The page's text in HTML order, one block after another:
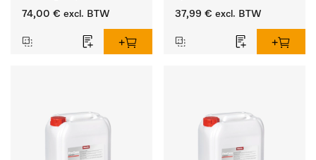
ideaal voor glazen.
74,00 € excl. BTW
laboratoriumhulpstukken.
37,99 € excl. BTW